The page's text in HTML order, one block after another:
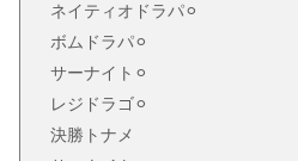
ネイティオドラパ⚪︎
ボムドラパ⚪︎
サーナイト⚪︎
レジドラゴ⚪︎
決勝トナメ